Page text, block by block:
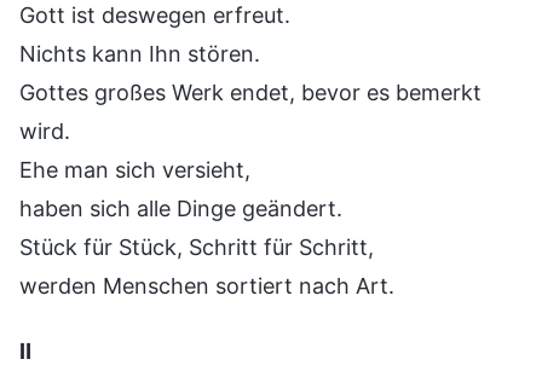
Gott ist deswegen erfreut.
Nichts kann Ihn stören.
Gottes großes Werk endet, bevor es bemerkt
wird.
Ehe man sich versieht,
haben sich alle Dinge geändert.
Stück für Stück, Schritt für Schritt,
werden Menschen sortiert nach Art.
Ⅱ